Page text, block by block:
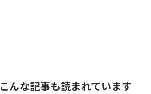
こんな記事も読まれています